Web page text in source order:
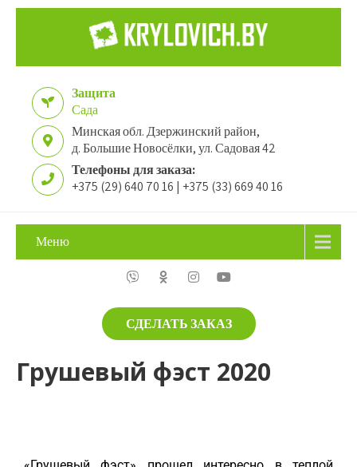
Защита
Сада
Минская обл. Дзержинский район,
д. Большие Новосёлки, ул. Садовая 42
Телефоны для заказа:
+375 (29) 640 70 16 | +375 (33) 669 40 16
Меню
СДЕЛАТЬ ЗАКАЗ
Грушевый фэст 2020